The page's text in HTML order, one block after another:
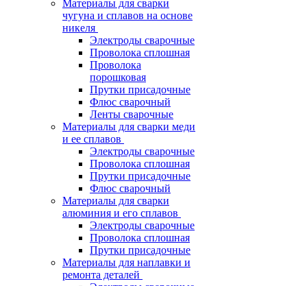
Материалы для сварки
чугуна и сплавов на основе
никеля
Электроды сварочные
Проволока сплошная
Проволока
порошковая
Прутки присадочные
Флюс сварочный
Ленты сварочные
Материалы для сварки меди
и ее сплавов
Электроды сварочные
Проволока сплошная
Прутки присадочные
Флюс сварочный
Материалы для сварки
алюминия и его сплавов
Электроды сварочные
Проволока сплошная
Прутки присадочные
Материалы для наплавки и
ремонта деталей